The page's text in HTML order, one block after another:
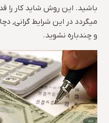
باشید. این روش شاید کار را
میگردد در این شرایط گرانی,
و چندباره نشوید.